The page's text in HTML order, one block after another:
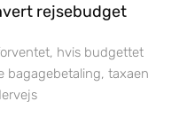
rejsebudget
hvis budgettet
bagagebetaling, taxaen